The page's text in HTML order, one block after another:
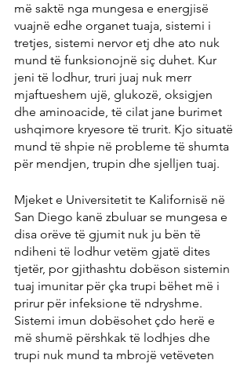
më saktë nga mungesa e energjisë
vuajnë edhe organet tuaja, sistemi i
tretjes, sistemi nervor etj dhe ato nuk
mund të funksionojnë siç duhet. Kur
jeni të lodhur, truri juaj nuk merr
mjaftueshem ujë, glukozë, oksigjen
dhe aminoacide, të cilat jane burimet
ushqimore kryesore të trurit. Kjo situatë
mund të shpie në probleme të shumta
për mendjen, trupin dhe sjelljen tuaj.
Mjeket e Universitetit te Kalifornisë në
San Diego kanë zbuluar se mungesa e
disa orëve të gjumit nuk ju bën të
ndiheni të lodhur vetëm gjatë dites
tjetër, por gjithashtu dobëson sistemin
tuaj imunitar për çka trupi bëhet më i
prirur për infeksione të ndryshme.
Sistemi imun dobësohet çdo herë e
më shumë përshkak të lodhjes dhe
trupi nuk mund ta mbrojë vetëveten